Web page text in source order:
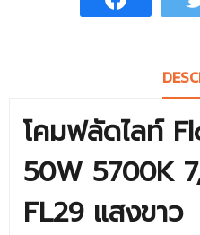
โคมฟลัดไลท์
50W 5700K
FL29 แสงขาว